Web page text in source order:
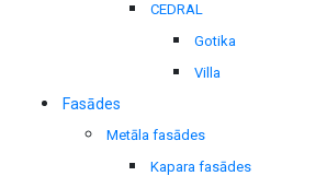
CEDRAL
Gotika
Villa
Fasādes
Metāla fasādes
Kapara fasādes